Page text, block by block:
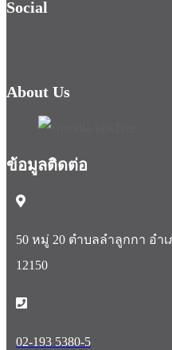
Social
About Us
ข้อมูลติดต่อ
50 หมู่ 20 ตำบลลำลูกกา อ
12150
02-193 5380-5